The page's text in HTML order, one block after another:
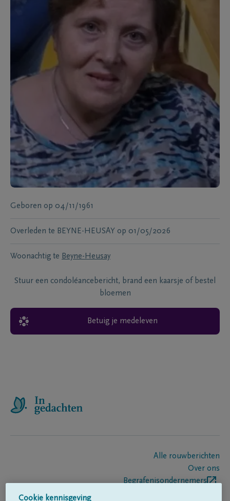
Geboren op 04/11/1961
Overleden te BEYNE-HEUSAY op 01/05/2026
Woonachtig te Beyne-Heusay
Stuur een condoléancebericht, brand een kaarsje of bestel
bloemen
Betuig je medeleven
Alle rouwberichten
Over ons
Begrafenisondernemers
Cookie kennisgeving